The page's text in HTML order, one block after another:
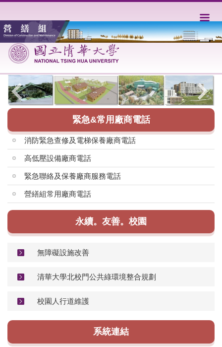
主
要
內
容
緊急&常用廠商電話
消防緊急查修及電梯保養廠商電話
高低壓設備廠商電話
緊急聯絡及保養廠商服務電話
營繕組常用廠商電話
永續。友善。校園
無障礙設施改善
清華大學北校門公共綠環境整合規劃
校園人行道維護
系統連結